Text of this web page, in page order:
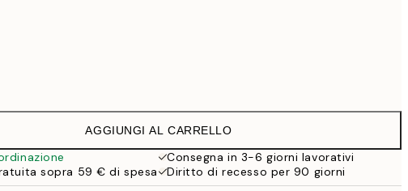
AGGIUNGI AL CARRELLO
Consegna in 3-6 giorni lavorativi
sopra 59 € di spesa
Diritto di recesso per 90 giorni